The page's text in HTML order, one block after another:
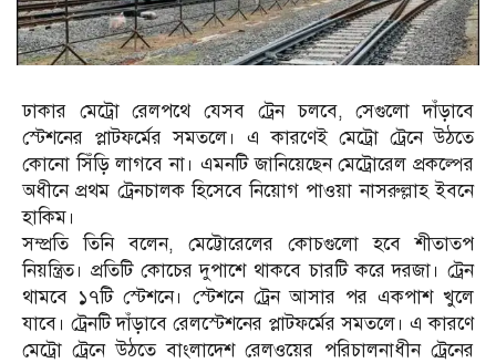
ঢাকার মেট্রো রেলপথে যেসব ট্রেন চলবে, সেগুলো দাঁড়াবে
স্টেশনের প্লাটফর্মের সমতলে। এ কারণেই মেট্রো ট্রেনে উঠতে
কোনো সিঁড়ি লাগবে না। এমনটি জানিয়েছেন মেট্রোরেল প্রকল্পের
অধীনে প্রথম ট্রেনচালক হিসেবে নিয়োগ পাওয়া নাসরুল্লাহ ইবনে
হাকিম।
সম্প্রতি তিনি বলেন, মেট্টোরেলের কোচগুলো হবে শীতাতপ
নিয়ন্ত্রিত। প্রতিটি কোচের দুপাশে থাকবে চারটি করে দরজা। ট্রেন
থামবে ১৭টি স্টেশনে। স্টেশনে ট্রেন আসার পর একপাশ খুলে
যাবে। ট্রেনটি দাঁড়াবে রেলস্টেশনের প্লাটফর্মের সমতলে। এ কারণে
মেট্রো ট্রেনে উঠতে বাংলাদেশ রেলওয়ের পরিচালনাধীন ট্রেনের